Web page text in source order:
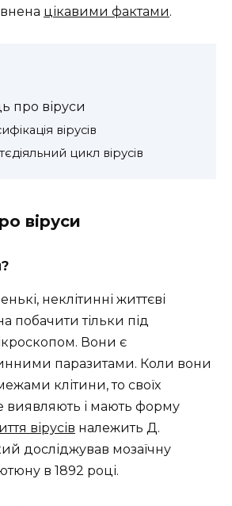
цікавими фактами.
про віруси
вірусів
цикл вірусів
віруси
неклітинні життєві
побачити тільки під
Вони є
паразитами. Коли вони
клітини, то своїх
виявляють і мають форму
вірусів належить Д.
досліджував мозаїчну
в 1892 році.